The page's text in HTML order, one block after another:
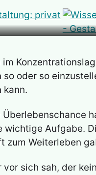
oder so
kann.
Aufgabe.
zum Weiterleben
sich sah, der